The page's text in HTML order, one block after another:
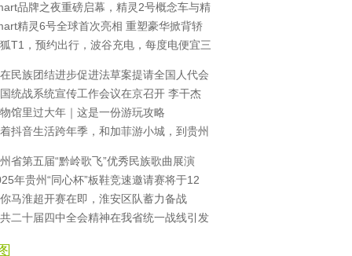
品牌之夜重磅启幕，精灵2号概念车与精
精灵6号全球首次亮相 重塑豪华掀背轿
T1，预约出行，波谷充电，每度电便宜三
民族团结进步促进法草案提请全国人代会
统战系统宣传工作会议在京召开 李干杰
馆里过大年｜这是一份游玩攻略
抖音生活跨年季，和加菲游小城，到贵州
省第五届“黔岭歌飞”优秀民族歌曲展演
年贵州“同心杯”板鞋竞速邀请赛将于12
马淮超开赛在即，淮安区队蓄力备战
二十届四中全会精神在我省统一战线引发